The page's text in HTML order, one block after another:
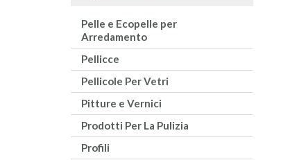
Pelle e Ecopelle per
Arredamento
Pellicce
Pellicole Per Vetri
Pitture e Vernici
Prodotti Per La Pulizia
Profili